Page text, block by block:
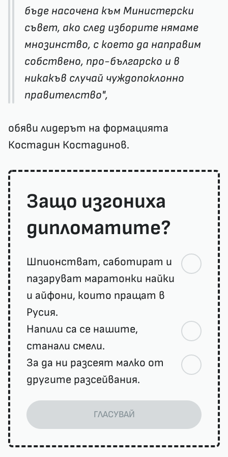
бъде насочена към Министерски
съвет, ако след изборите нямаме
мнозинство, с което да направим
собствено, про-българско и в
никакъв случай чуждопоклонно
правителство",
обяви лидерът на формацията
Костадин Костадинов.
Защо изгониха
дипломатите?
Шпионстват, саботират и
пазаруват маратонки найки
и айфони, които пращат в
Русия.
Напили са се нашите,
станали смели.
За да ни разсеят малко от
другите разсейвания.
ГЛАСУВАЙ